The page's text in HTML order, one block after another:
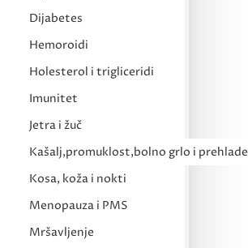
Dijabetes
Hemoroidi
Holesterol i trigliceridi
Imunitet
Jetra i žuč
Kašalj,promuklost,bolno grlo i prehlade
Kosa, koža i nokti
Menopauza i PMS
Mršavljenje